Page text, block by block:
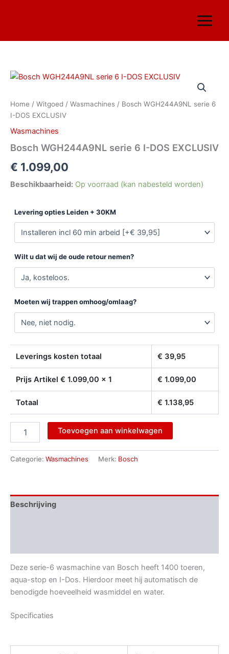
inhoud
Home / Witgoed / Wasmachines / Bosch WGH244A9NL serie 6
I-DOS EXCLUSIV
Wasmachines
Bosch WGH244A9NL serie 6 I-DOS EXCLUSIV
€ 1.099,00
Beschikbaarheid: Op voorraad (kan nabesteld worden)
Levering opties Leiden + 30KM
Wilt u dat wij de oude retour nemen?
Moeten wij trappen omhoog/omlaag?
Leverings kosten totaal € 39,95
Prijs Artikel € 1.099,00 x 1 € 1.099,00
Totaal € 1.138,95
Bosch
6
I-
DOS
EXCLUSIV
aantal
Toevoegen aan winkelwagen
Categorie: Wasmachines Merk: Bosch
Beschrijving
Deze serie-6 wasmachine van Bosch heeft 1400 toeren,
aqua-stop en I-Dos. Hierdoor meet hij automatisch de
benodigde hoeveelheid wasmiddel en water.
Specificaties